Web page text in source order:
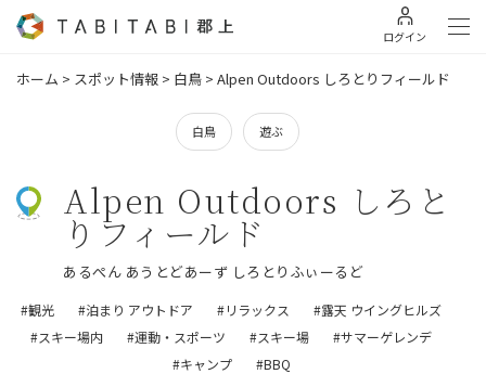
ログイン
ホーム > スポット情報 > 白鳥 > Alpen Outdoors しろとりフィールド
白鳥 遊ぶ
Alpen Outdoors しろと
りフィールド
あるぺん あうとどあーず しろとりふぃーるど
#観光 #泊まり アウトドア #リラックス
#露天 ウイングヒルズ
#スキー場内
#運動・スポーツ #スキー場
#サマーゲレンデ
#キャンプ
#BBQ